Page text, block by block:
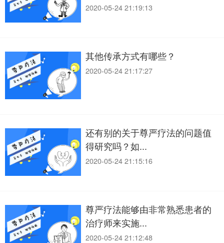
2020-05-24 21:19:13
其他传承方式有哪些？
2020-05-24 21:17:27
还有别的关于尊严疗法的问题值
得研究吗？如...
2020-05-24 21:15:16
尊严疗法能够由非常熟悉患者的
治疗师来实施...
2020-05-24 21:12:48